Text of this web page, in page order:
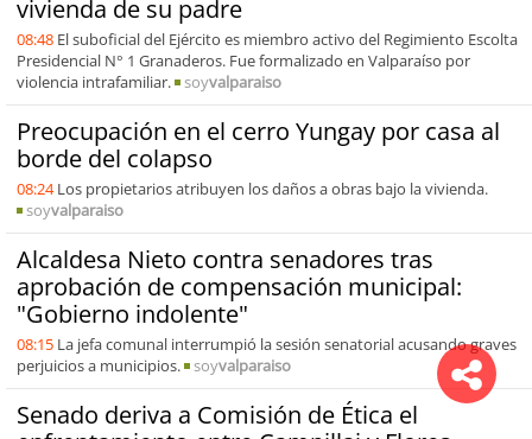
vivienda de su padre
08:48 El suboficial del Ejército es miembro activo del Regimiento Escolta
Presidencial N° 1 Granaderos. Fue formalizado en Valparaíso por
violencia intrafamiliar.
soyvalparaiso
Preocupación en el cerro Yungay por casa al
borde del colapso
08:24 Los propietarios atribuyen los daños a obras bajo la vivienda.
soyvalparaiso
Alcaldesa Nieto contra senadores tras
aprobación de compensación municipal:
"Gobierno indolente"
08:15 La jefa comunal interrumpió la sesión senatorial acusando graves
perjuicios a municipios.
soyvalparaiso
Senado deriva a Comisión de Ética el